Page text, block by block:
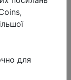
для